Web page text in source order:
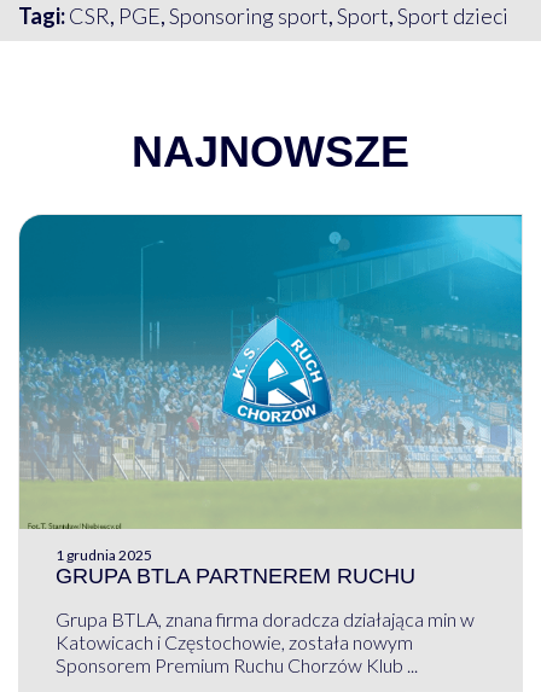
Tagi:CSR, PGE,Sponsoring sport,Sport,Sport dzieci
NAJNOWSZE
1 grudnia 2025
GRUPA BTLA PARTNEREM RUCHU
Grupa BTLA, znana firma doradcza działająca min w
Katowicach i Częstochowie, została nowym
Sponsorem Premium Ruchu Chorzów Klub ...